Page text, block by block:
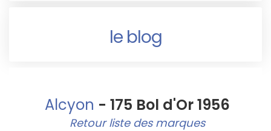
le blog
Alcyon - 175 Bol d'Or 1956
Retour liste des marques